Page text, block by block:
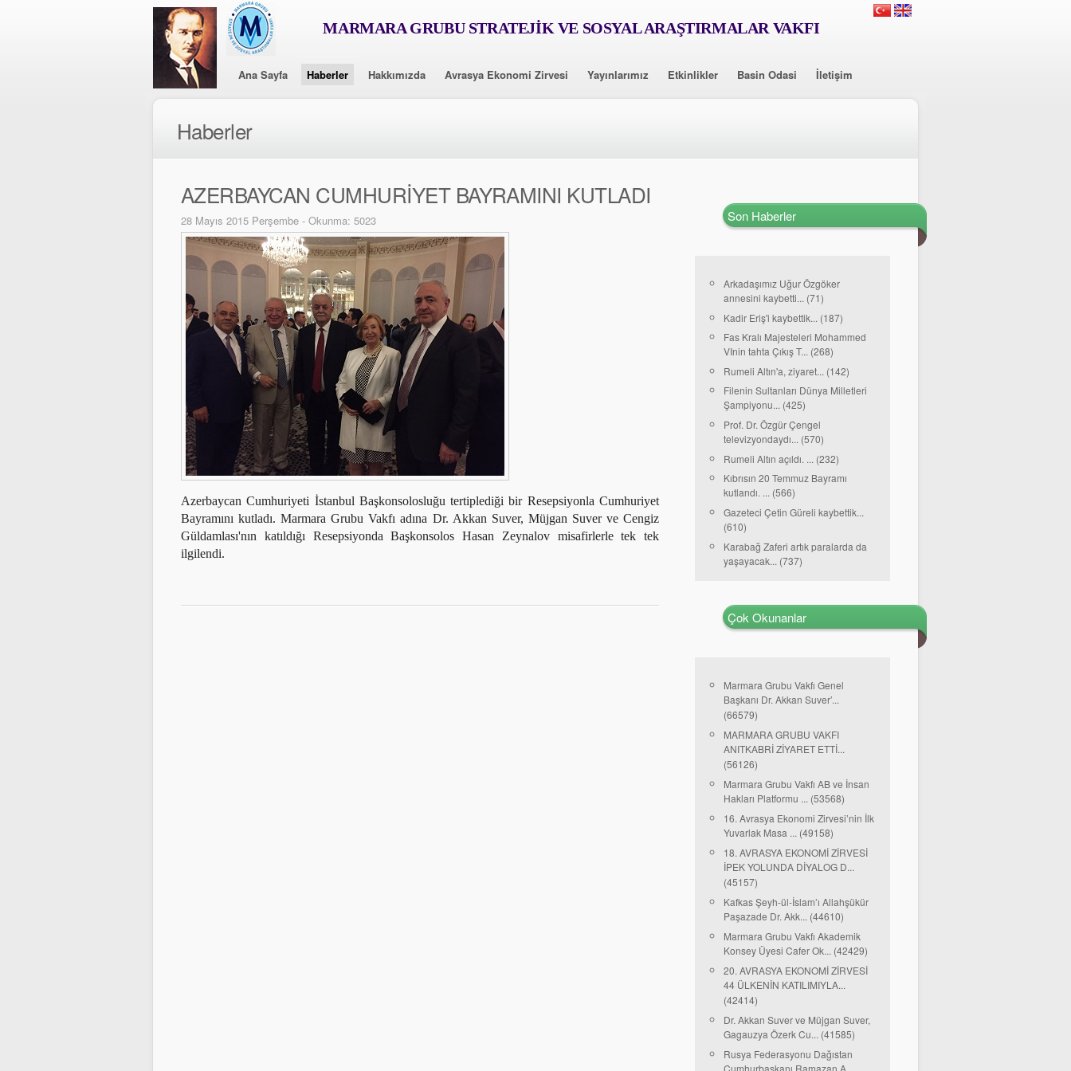
MARMARA GRUBU STRATEJİK VE SOSYAL ARAŞTIRMALAR VAKFI
Ana Sayfa Haberler Hakkımızda Avrasya Ekonomi Zirvesi Yayınlarımız Etkinlikler Basin Odasi İletişim
Haberler
AZERBAYCAN CUMHURİYET BAYRAMINI KUTLADI
28 Mayıs 2015 Perşembe - Okunma: 5023
Azerbaycan Cumhuriyeti İstanbul Başkonsolosluğu tertiplediği bir Resepsiyonla Cumhuriyet
Bayramını kutladı. Marmara Grubu Vakfı adına Dr. Akkan Suver, Müjgan Suver ve Cengiz
Güldamlası'nın katıldığı Resepsiyonda Başkonsolos Hasan Zeynalov misafirlerle tek tek
ilgilendi.
Son Haberler
Arkadaşımız Uğur Özgöker
annesini kaybetti... (71)
Kadir Eriş'i kaybettik... (187)
Fas Kralı Majesteleri Mohammed
VInin tahta Çıkış T... (268)
Rumeli Altın'a, ziyaret... (142)
Filenin Sultanları Dünya Milletleri
Şampiyonu... (425)
Prof. Dr. Özgür Çengel
televizyondaydı... (570)
Rumeli Altın açıldı. ... (232)
Kıbrısın 20 Temmuz Bayramı
kutlandı. ... (566)
Gazeteci Çetin Güreli kaybettik...
(610)
Karabağ Zaferi artık paralarda da
yaşayacak... (737)
Çok Okunanlar
Marmara Grubu Vakfı Genel
Başkanı Dr. Akkan Suver’...
(66579)
MARMARA GRUBU VAKFI
ANITKABRİ ZİYARET ETTİ...
(56126)
Marmara Grubu Vakfı AB ve İnsan
Hakları Platformu ... (53568)
16. Avrasya Ekonomi Zirvesi’nin İlk
Yuvarlak Masa ... (49158)
18. AVRASYA EKONOMİ ZİRVESİ
İPEK YOLUNDA DİYALOG D...
(45157)
Kafkas Şeyh-ül-İslam’ı Allahşükür
Paşazade Dr. Akk... (44610)
Marmara Grubu Vakfı Akademik
Konsey Üyesi Cafer Ok... (42429)
20. AVRASYA EKONOMİ ZİRVESİ
44 ÜLKENİN KATILIMIYLA...
(42414)
Dr. Akkan Suver ve Müjgan Suver,
Gagauzya Özerk Cu... (41585)
Rusya Federasyonu Dağıstan